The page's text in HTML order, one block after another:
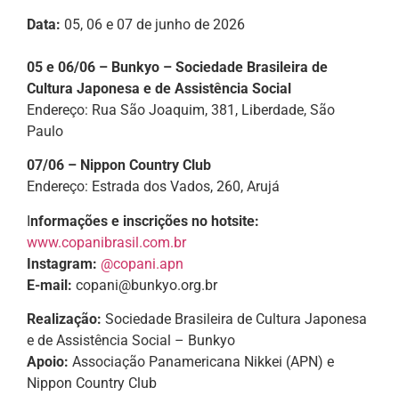
Data: 05, 06 e 07 de junho de 2026
05 e 06/06 – Bunkyo – Sociedade Brasileira de
Cultura Japonesa e de Assistência Social
Endereço: Rua São Joaquim, 381, Liberdade, São
Paulo
07/06 – Nippon Country Club
Endereço: Estrada dos Vados, 260, Arujá
Informações e inscrições no hotsite:
www.copanibrasil.com.br
Instagram: @copani.apn
E-mail: copani@bunkyo.org.br
Realização: Sociedade Brasileira de Cultura Japonesa
e de Assistência Social – Bunkyo
Apoio: Associação Panamericana Nikkei (APN) e
Nippon Country Club